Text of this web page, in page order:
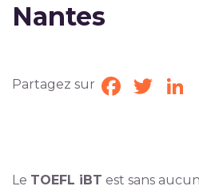
Nantes
Partagez sur Facebook
Twitter
Le TOEFL iBT est sans